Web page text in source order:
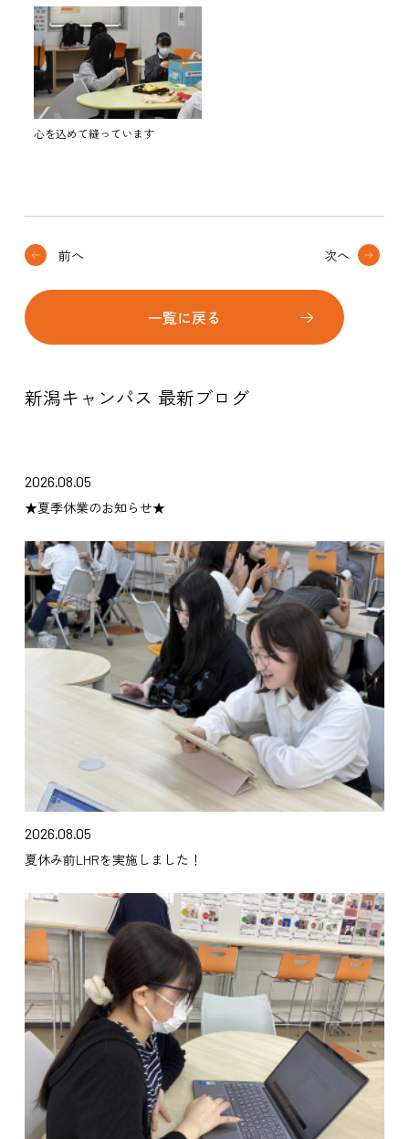
心を込めて縫っています
前へ
一覧に戻る
次へ
新潟キャンパス 最新ブログ
2026.08.05
★夏季休業のお知らせ★
2026.08.05
夏休み前LHRを実施しました！